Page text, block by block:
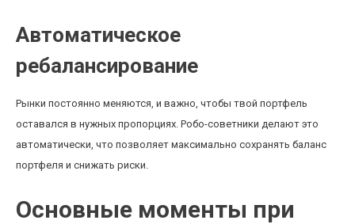
Автоматическое
ребалансирование
Рынки постоянно меняются, и важно, чтобы твой портфель
оставался в нужных пропорциях. Робо-советники делают это
автоматически, что позволяет максимально сохранять баланс
портфеля и снижать риски.
Основные моменты при